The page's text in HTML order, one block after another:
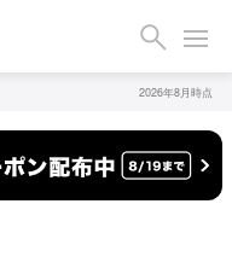
2026年8月時点